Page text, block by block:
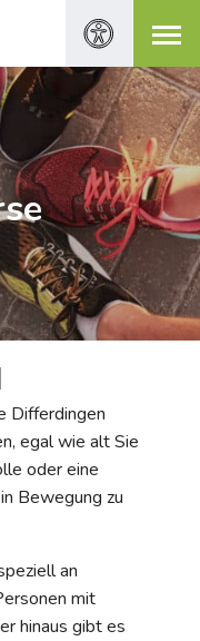
Differdingen
egal wie alt Sie
oder eine
Bewegung zu
an
mit
hinaus gibt es